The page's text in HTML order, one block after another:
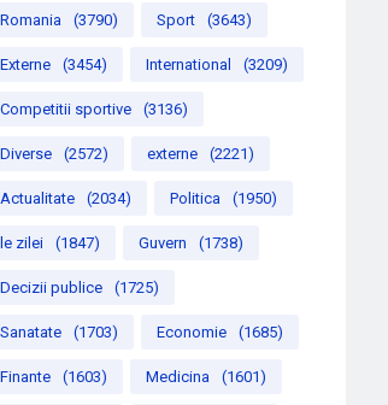
Romania (3790) Sport (3643)
Externe (3454) International (3209)
Competitii sportive (3136)
Diverse (2572) externe (2221)
Actualitate (2034) Politica (1950)
le zilei (1847) Guvern (1738)
Decizii publice (1725)
Sanatate (1703) Economie (1685)
Finante (1603) Medicina (1601)